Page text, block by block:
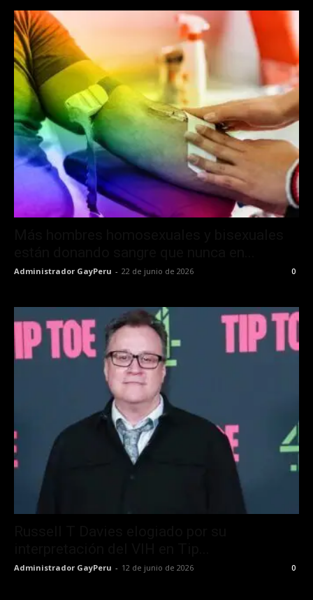
Administrador GayPeru - 22 de junio de 2026 0
Administrador GayPeru - 12 de junio de 2026 0